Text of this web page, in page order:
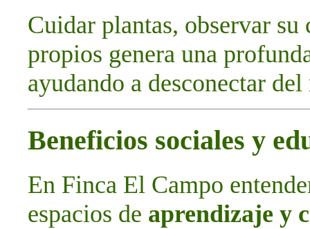
Cuidar plantas, observar
propios genera una
ayudando a desconectar
Beneficios sociales y
En Finca El Campo
espacios de aprendizaje y